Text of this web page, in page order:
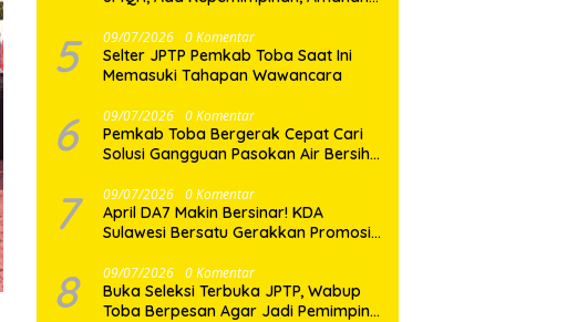
5 09/07/2026 0 Komentar
Selter JPTP Pemkab Toba Saat Ini
Memasuki Tahapan Wawancara
6 09/07/2026 0 Komentar
Pemkab Toba Bergerak Cepat Cari
Solusi Gangguan Pasokan Air Bersih
7 09/07/2026 0 Komentar
April DA7 Makin Bersinar! KDA
Sulawesi Bersatu Gerakkan Promosi
8 09/07/2026 0 Komentar
Buka Seleksi Terbuka JPTP, Wabup
Toba Berpesan Agar Jadi Pemimpin